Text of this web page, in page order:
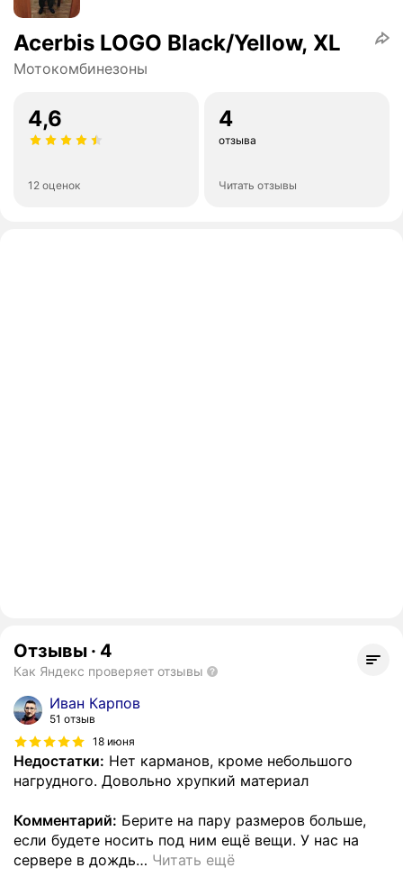
Acerbis LOGO Black/Yellow, XL
Мотокомбинезоны
4,6
12 оценок
4
отзыва
Читать отзывы
Отзывы · 4
Как Яндекс проверяет отзывы
Иван Карпов
51 отзыв
18 июня
Недостатки: Нет карманов, кроме небольшого
нагрудного. Довольно хрупкий материал
Комментарий: Берите на пару размеров больше,
если будете носить под ним ещё вещи. У нас на
сервере в дождь… Читать ещё